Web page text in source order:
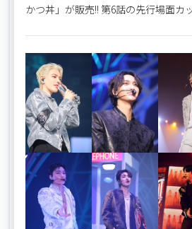
かつ丼」が販売!! 第6話の先行場面カ